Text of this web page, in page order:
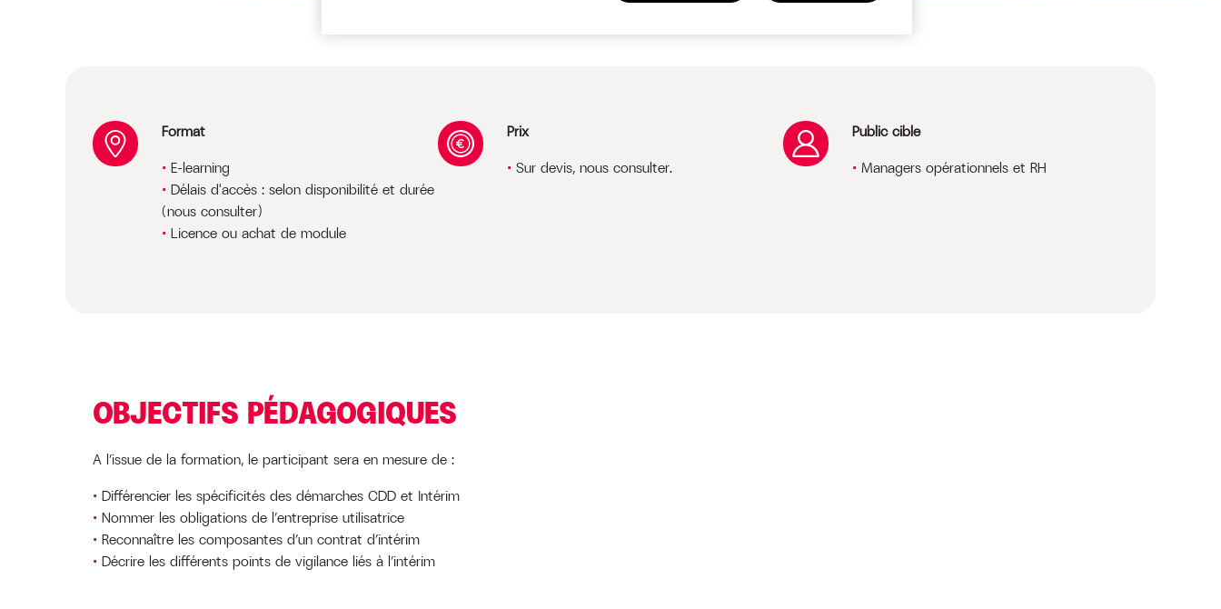
Format
E-learning
Délais d'accès : selon disponibilité et durée
(nous consulter)
Licence ou achat de module
Prix
Sur devis, nous consulter.
Public cible
Managers opérationnels et RH
OBJECTIFS PÉDAGOGIQUES
A l’issue de la formation, le participant sera en mesure de :
Différencier les spécificités des démarches CDD et Intérim
Nommer les obligations de l’entreprise utilisatrice
Reconnaître les composantes d’un contrat d’intérim
Décrire les différents points de vigilance liés à l’intérim